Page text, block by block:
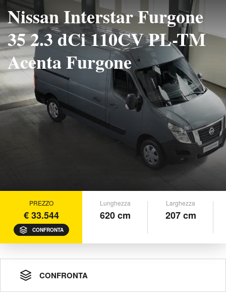
Nissan Interstar Furgone
35 2.3 dCi 110CV PL-TM
Acenta Furgone
PREZZO
€ 33.544
CONFRONTA
Lunghezza
620 cm
Larghezza
207 cm
CONFRONTA